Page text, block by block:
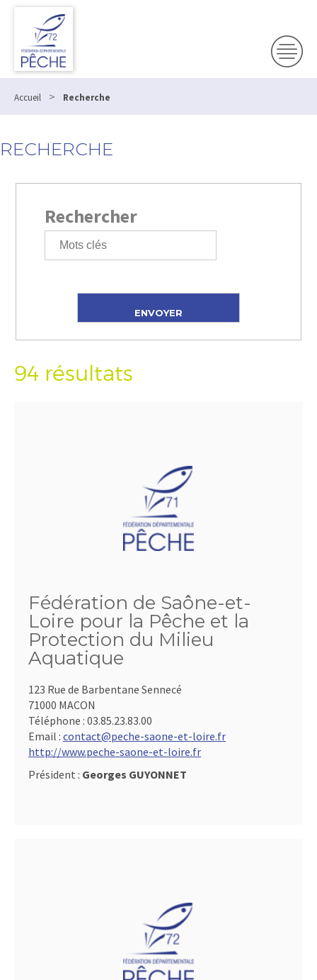
Accueil > Recherche
RECHERCHE
Rechercher
94 résultats
Fédération de Saône-et-
Loire pour la Pêche et la
Protection du Milieu
Aquatique
123 Rue de Barbentane Sennecé
71000 MACON
Téléphone : 03.85.23.83.00
Email : contact@peche-saone-et-loire.fr
http://www.peche-saone-et-loire.fr
Président : Georges GUYONNET